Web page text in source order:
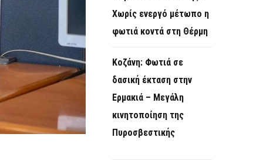
Χωρίς ενεργό μέτωπο η
φωτιά κοντά στη Θέρμη
Κοζάνη: Φωτιά σε
δασική έκταση στην
Ερμακιά – Μεγάλη
κινητοποίηση της
Πυροσβεστικής